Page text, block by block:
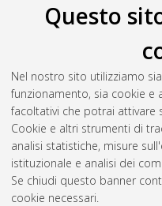
Questo
Nel nostro sito utilizziamo
funzionamento, sia cookie e
facoltativi che potrai attivare
Cookie e altri strumenti di
analisi statistiche, misure
istituzionale e analisi dei
Se chiudi questo banner
cookie necessari.
Seleziona un valore
2019(2)
2016(2)
2015 (2)
2014(8)
2013(12)
2012(17)